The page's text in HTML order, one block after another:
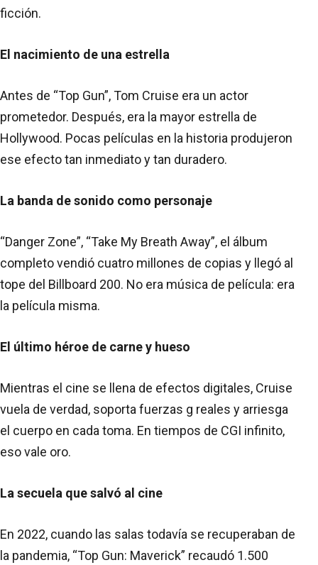
ficción.
El nacimiento de una estrella
Antes de “Top Gun”, Tom Cruise era un actor
prometedor. Después, era la mayor estrella de
Hollywood. Pocas películas en la historia produjeron
ese efecto tan inmediato y tan duradero.
La banda de sonido como personaje
“Danger Zone”, “Take My Breath Away”, el álbum
completo vendió cuatro millones de copias y llegó al
tope del Billboard 200. No era música de película: era
la película misma.
El último héroe de carne y hueso
Mientras el cine se llena de efectos digitales, Cruise
vuela de verdad, soporta fuerzas g reales y arriesga
el cuerpo en cada toma. En tiempos de CGI infinito,
eso vale oro.
La secuela que salvó al cine
En 2022, cuando las salas todavía se recuperaban de
la pandemia, “Top Gun: Maverick” recaudó 1.500